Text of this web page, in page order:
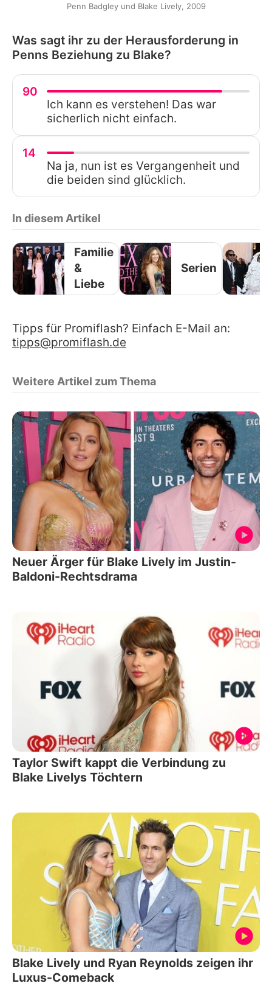
Penn Badgley und Blake Lively, 2009
Was sagt ihr zu der Herausforderung in
Penns Beziehung zu Blake?
90
Ich kann es verstehen! Das war
sicherlich nicht einfach.
14
Na ja, nun ist es Vergangenheit und
die beiden sind glücklich.
In diesem Artikel
Familie
&
Liebe
Serien
Tipps für Promiflash? Einfach E-Mail an:
tipps@promiflash.de
Weitere Artikel zum Thema
Neuer Ärger für Blake Lively im Justin-
Baldoni-Rechtsdrama
Taylor Swift kappt die Verbindung zu
Blake Livelys Töchtern
Blake Lively und Ryan Reynolds zeigen ihr
Luxus-Comeback